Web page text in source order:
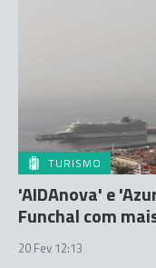
TURISMO
'AIDAnova' e
Funchal com
20 Fev 12:13